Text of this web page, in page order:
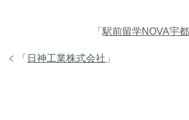
「 駅前留学NOVA宇
「 日神工業株式会社 」